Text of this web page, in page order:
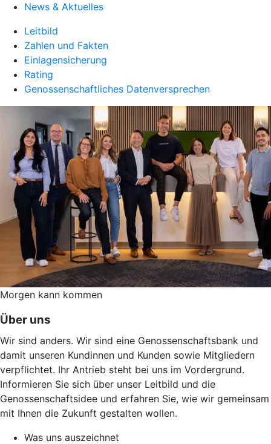
News & Aktuelles
Leitbild
Zahlen und Fakten
Einlagensicherung
Rating
Genossenschaftliches Datenversprechen
Morgen kann kommen
Über uns
Wir sind anders. Wir sind eine Genossenschaftsbank und
damit unseren Kundinnen und Kunden sowie Mitgliedern
verpflichtet. Ihr Antrieb steht bei uns im Vordergrund.
Informieren Sie sich über unser Leitbild und die
Genossenschaftsidee und erfahren Sie, wie wir gemeinsam
mit Ihnen die Zukunft gestalten wollen.
Was uns auszeichnet